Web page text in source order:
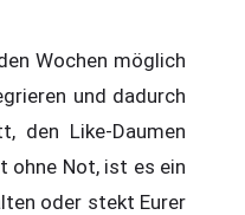
Wochen möglich
und dadurch
den Like-Daumen
ohne Not, ist es ein
oder stekt Eurer